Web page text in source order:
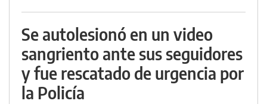
Se autolesionó en un video
sangriento ante sus seguidores
y fue rescatado de urgencia por
la Policía